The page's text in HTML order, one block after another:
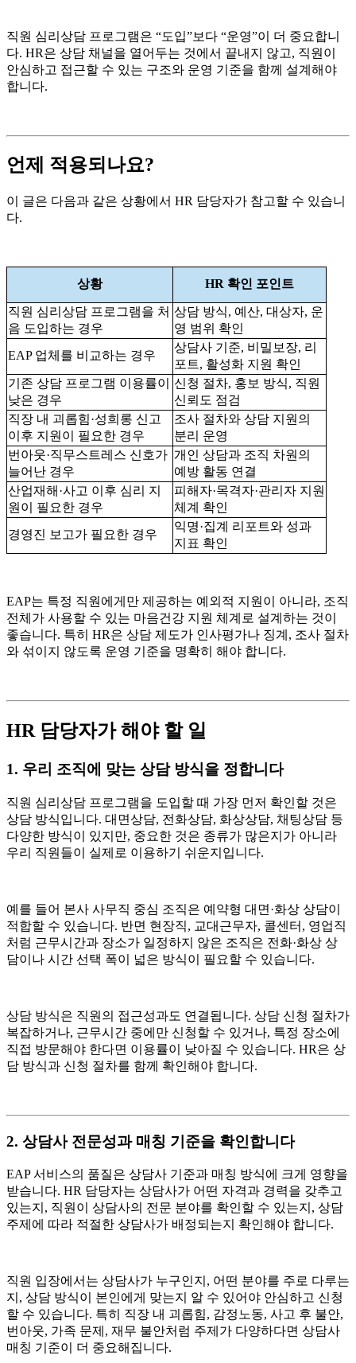
직원 심리상담 프로그램은 “도입”보다 “운영”이 더 중요합니
다. HR은 상담 채널을 열어두는 것에서 끝내지 않고, 직원이
안심하고 접근할 수 있는 구조와 운영 기준을 함께 설계해야
합니다.
언제 적용되나요?
이 글은 다음과 같은 상황에서 HR 담당자가 참고할 수 있습니
다.
상황 HR 확인 포인트
직원 심리상담 프로그램을 처
음 도입하는 경우
상담 방식, 예산, 대상자, 운
영 범위 확인
EAP 업체를 비교하는 경우
상담사 기준, 비밀보장, 리
포트, 활성화 지원 확인
기존 상담 프로그램 이용률이
낮은 경우
신청 절차, 홍보 방식, 직원
신뢰도 점검
직장 내 괴롭힘·성희롱 신고
이후 지원이 필요한 경우
조사 절차와 상담 지원의
분리 운영
번아웃·직무스트레스 신호가
늘어난 경우
개인 상담과 조직 차원의
예방 활동 연결
산업재해·사고 이후 심리 지
원이 필요한 경우
피해자·목격자·관리자 지원
체계 확인
경영진 보고가 필요한 경우
익명·집계 리포트와 성과
지표 확인
EAP는 특정 직원에게만 제공하는 예외적 지원이 아니라, 조직
전체가 사용할 수 있는 마음건강 지원 체계로 설계하는 것이
좋습니다. 특히 HR은 상담 제도가 인사평가나 징계, 조사 절차
와 섞이지 않도록 운영 기준을 명확히 해야 합니다.
HR 담당자가 해야 할 일
1. 우리 조직에 맞는 상담 방식을 정합니다
직원 심리상담 프로그램을 도입할 때 가장 먼저 확인할 것은
상담 방식입니다. 대면상담, 전화상담, 화상상담, 채팅상담 등
다양한 방식이 있지만, 중요한 것은 종류가 많은지가 아니라
우리 직원들이 실제로 이용하기 쉬운지입니다.
예를 들어 본사 사무직 중심 조직은 예약형 대면·화상 상담이
적합할 수 있습니다. 반면 현장직, 교대근무자, 콜센터, 영업직
처럼 근무시간과 장소가 일정하지 않은 조직은 전화·화상 상
담이나 시간 선택 폭이 넓은 방식이 필요할 수 있습니다.
상담 방식은 직원의 접근성과도 연결됩니다. 상담 신청 절차가
복잡하거나, 근무시간 중에만 신청할 수 있거나, 특정 장소에
직접 방문해야 한다면 이용률이 낮아질 수 있습니다. HR은 상
담 방식과 신청 절차를 함께 확인해야 합니다.
2. 상담사 전문성과 매칭 기준을 확인합니다
EAP 서비스의 품질은 상담사 기준과 매칭 방식에 크게 영향을
받습니다. HR 담당자는 상담사가 어떤 자격과 경력을 갖추고
있는지, 직원이 상담사의 전문 분야를 확인할 수 있는지, 상담
주제에 따라 적절한 상담사가 배정되는지 확인해야 합니다.
직원 입장에서는 상담사가 누구인지, 어떤 분야를 주로 다루는
지, 상담 방식이 본인에게 맞는지 알 수 있어야 안심하고 신청
할 수 있습니다. 특히 직장 내 괴롭힘, 감정노동, 사고 후 불안,
번아웃, 가족 문제, 재무 불안처럼 주제가 다양하다면 상담사
매칭 기준이 더 중요해집니다.